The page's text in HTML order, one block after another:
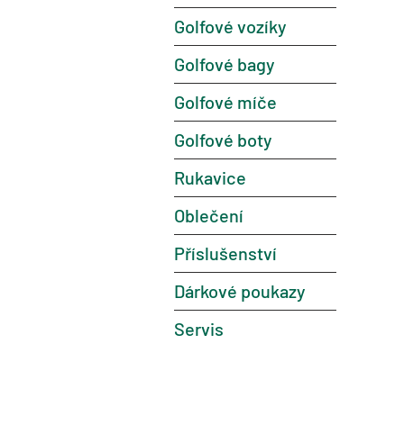
Golfové vozíky
Golfové bagy
Golfové míče
Golfové boty
Rukavice
Oblečení
Příslušenství
Dárkové poukazy
Servis